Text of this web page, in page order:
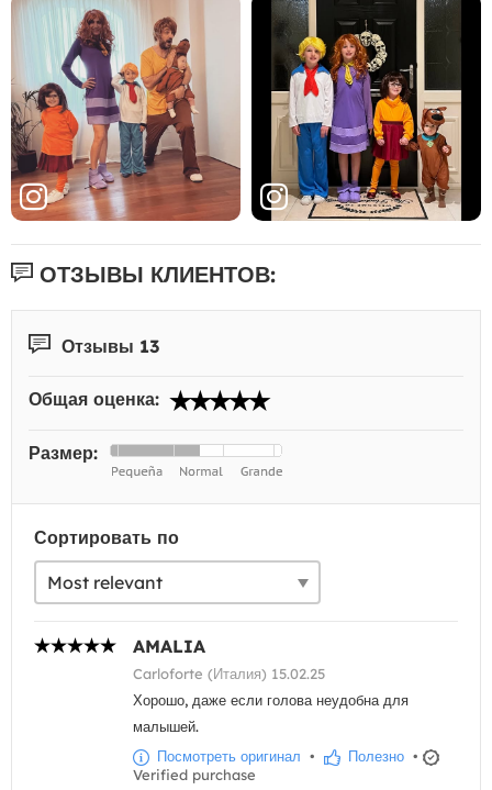
ОТЗЫВЫ КЛИЕНТОВ:
Отзывы 13
Общая оценка:
Размер:
Сортировать по
AMALIA
Carloforte (Италия) 15.02.25
Хорошо, даже если голова неудобна для
малышей.
Посмотреть оригинал • Полезно •
Verified purchase